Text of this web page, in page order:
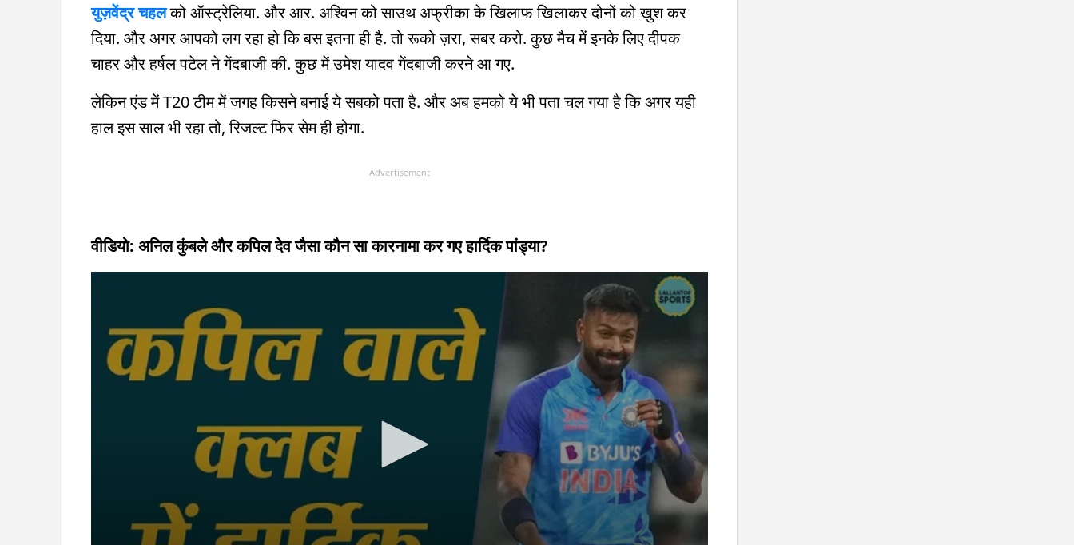
युज़वेंद्र चहलको ऑस्ट्रेलिया. और आर. अश्विन को साउथ अफ्रीका के खिलाफ खिलाकर दोनों को खुश कर
दिया. और अगर आपको लग रहा हो कि बस इतना ही है. तो रूको ज़रा, सबर करो. कुछ मैच में इनके लिए दीपक
चाहर और हर्षल पटेल ने गेंदबाजी की. कुछ में उमेश यादव गेंदबाजी करने आ गए.
लेकिन एंड में T20 टीम में जगह किसने बनाई ये सबको पता है. और अब हमको ये भी पता चल गया है कि अगर यही
हाल इस साल भी रहा तो, रिजल्ट फिर सेम ही होगा.
Advertisement
वीडियो: अनिल कुंबले और कपिल देव जैसा कौन सा कारनामा कर गए हार्दिक पांड्या?